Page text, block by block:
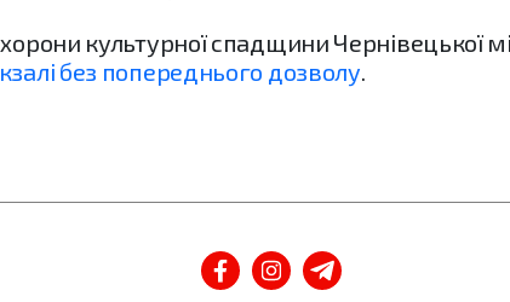
культурної спадщини Чернівецької
без попереднього дозволу.